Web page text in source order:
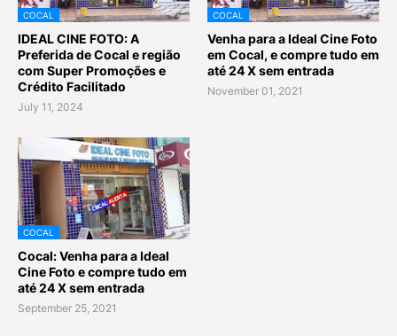
COCAL
IDEAL CINE FOTO: A
Preferida de Cocal e região
com Super Promoções e
Crédito Facilitado
July 11, 2024
COCAL
Venha para a Ideal Cine Foto
em Cocal, e compre tudo em
até 24 X sem entrada
November 01, 2021
COCAL
Cocal: Venha para a Ideal
Cine Foto e compre tudo em
até 24 X sem entrada
September 25, 2021